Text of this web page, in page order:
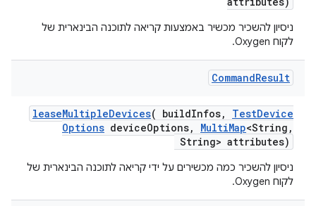
ניסיון להשכיר מכשיר באמצעות קריאה לתוכנה הבינארית של
לקוח Oxygen.
CommandResult
leaseMultipleDevices( buildInfos, TestDevice
Options deviceOptions, MultiMap<String ,
String> attributes)
ניסיון להשכיר כמה מכשירים על ידי קריאה לתוכנה הבינארית של
לקוח Oxygen.